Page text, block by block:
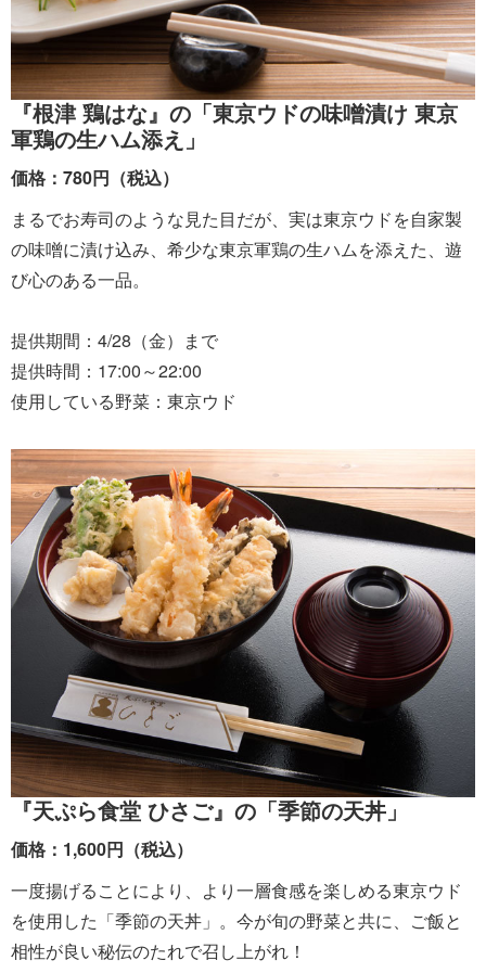
『根津 鶏はな』の「東京ウドの味噌漬け 東京
軍鶏の生ハム添え」
価格：780円（税込）
まるでお寿司のような見た目だが、実は東京ウドを自家製
の味噌に漬け込み、希少な東京軍鶏の生ハムを添えた、遊
び心のある一品。
提供期間：4/28（金）まで
提供時間：17:00～22:00
使用している野菜：東京ウド
『天ぷら食堂 ひさご』の「季節の天丼」
価格：1,600円（税込）
一度揚げることにより、より一層食感を楽しめる東京ウド
を使用した「季節の天丼」。今が旬の野菜と共に、ご飯と
相性が良い秘伝のたれで召し上がれ！